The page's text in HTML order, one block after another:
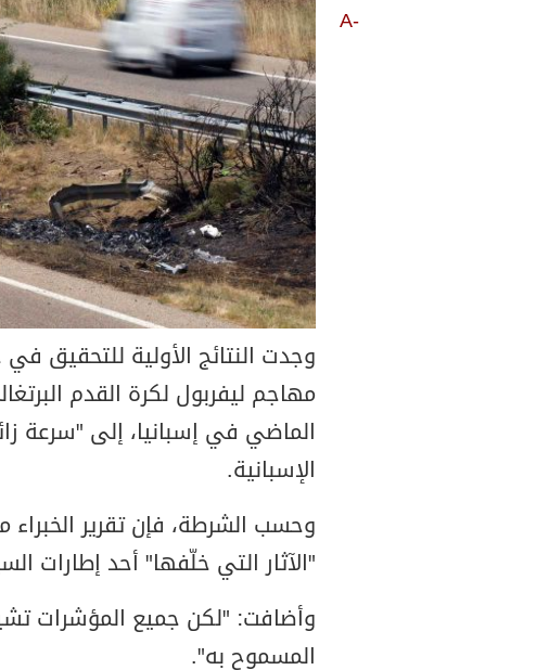
A-
وجدت النتائج الأولية للتحقيق
مهاجم ليفربول لكرة القدم
الماضي في إسبانيا، إلى "سرعة
الإسبانية.
وحسب الشرطة، فإن تقرير الخبراء
"الآثار التي خلّفها" أحد إطارات
وأضافت: "لكن جميع المؤشرات
المسموح به".